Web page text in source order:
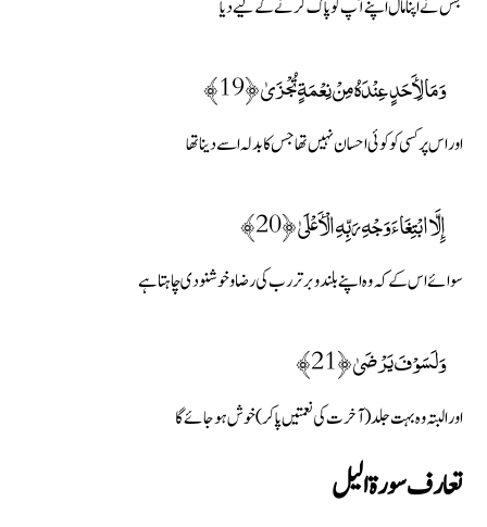
جس نے اپنا مال اپنے آپ کو پاک کرنے کے لیے دیا
وَمَا لِأَحَدٍ عِنْدَهُ مِنْ نِعْمَةٍ تُجْزَىٰ ﴿19﴾
اور اس پر کسی کو کوئی احسان نہیں تھا جس کا بدلہ اسے دینا تھا
إِلَّا ابْتِغَاءَ وَجْهِ رَبِّهِ الْأَعْلَىٰ ﴿20﴾
سوائے اس کے کہ وہ اپنے بلندو برتر رب کی رضا و خوشنودی چاہتا ہے
وَلَسَوْفَ يَرْضَىٰ ﴿21﴾
اور البتہ وہ بہت جلد (آخرت کی نعمتیں پا کر) خوش ہوجائے گا
تعارف سورة الیل